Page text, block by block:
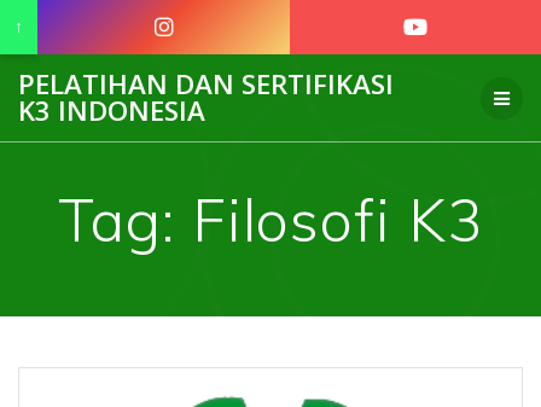
to
PELATIHAN DAN SERTIFIKASI
K3 INDONESIA
Tag: Filosofi K3
↑